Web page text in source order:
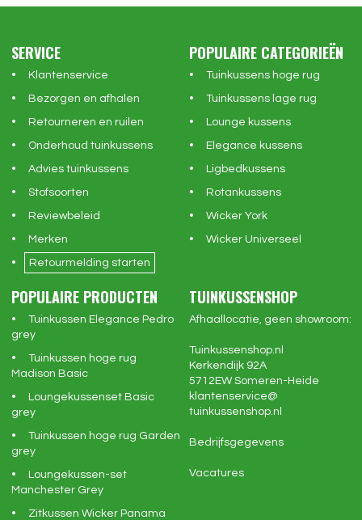
SERVICE
Klantenservice
Bezorgen en afhalen
Retourneren en ruilen
Onderhoud tuinkussens
Advies tuinkussens
Stofsoorten
Reviewbeleid
Merken
Retourmelding starten
POPULAIRE CATEGORIEËN
Tuinkussens hoge rug
Tuinkussens lage rug
Lounge kussens
Elegance kussens
Ligbedkussens
Rotankussens
Wicker York
Wicker Universeel
POPULAIRE PRODUCTEN
Tuinkussen Elegance Pedro
grey
Tuinkussen hoge rug
Madison Basic
Loungekussenset Basic
grey
Tuinkussen hoge rug Garden
grey
Loungekussen-set
Manchester Grey
Zitkussen Wicker Panama
TUINKUSSENSHOP
Afhaallocatie, geen showroom:
Tuinkussenshop.nl
Kerkendijk 92A
5712EW Someren-Heide
klantenservice@
tuinkussenshop.nl
Bedrijfsgegevens
Vacatures